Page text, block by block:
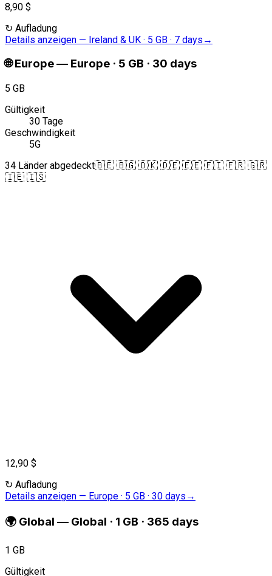
8,90 $
↻ Aufladung
Details anzeigen — Ireland & UK · 5 GB · 7 days →
🌐 Europe— Europe · 5 GB · 30 days
5 GB
Gültigkeit
30 Tage
Geschwindigkeit
5G
34 Länder abgedeckt🇧🇪 🇧🇬 🇩🇰 🇩🇪 🇪🇪 🇫🇮 🇫🇷 🇬🇷
🇮🇪 🇮🇸
12,90 $
↻ Aufladung
Details anzeigen — Europe · 5 GB · 30 days →
🌍 Global — Global · 1 GB · 365 days
1 GB
Gültigkeit